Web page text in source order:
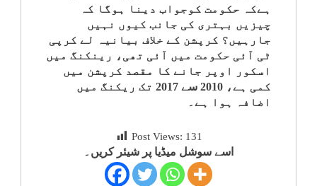
ہےکہ حکومت کوجواب دینا ہوگا کہ
چیزیں بہتری کی جانب کیوں نہیں
جارہیں؟ کرپشن کے خلاف بیانیہ لے کرپی
ٹی آئی حکومت میں آئی تھی، رینکنگ میں
اسکور اوپر جانے کا مقصد کرپشن میں
کمی ہے، 2010 سے 2017 تک ریکنگ میں
اضافہ ہوا ہے۔
Post Views: 131
اسے سوشل میڈیا پر شیئر کریں۔